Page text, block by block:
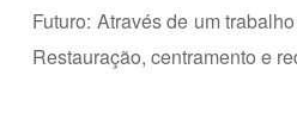
Futuro: Através de um
Restauração, centramento e